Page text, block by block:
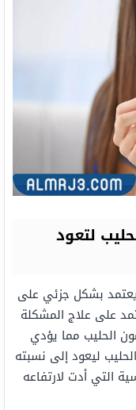
لتعود
يعتمد بشكل جزئي على
على علاج المشكلة
الحليب مما يؤدي
ليعود إلى نسبته
التي أدت لارتفاعه